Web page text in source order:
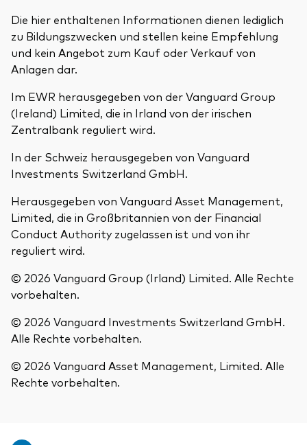
Die hier enthaltenen Informationen dienen lediglich
zu Bildungszwecken und stellen keine Empfehlung
und kein Angebot zum Kauf oder Verkauf von
Anlagen dar.
Im EWR herausgegeben von der Vanguard Group
(Ireland) Limited, die in Irland von der irischen
Zentralbank reguliert wird.
In der Schweiz herausgegeben von Vanguard
Investments Switzerland GmbH.
Herausgegeben von Vanguard Asset Management,
Limited, die in Großbritannien von der Financial
Conduct Authority zugelassen ist und von ihr
reguliert wird.
© 2026 Vanguard Group (Irland) Limited. Alle Rechte
vorbehalten.
© 2026 Vanguard Investments Switzerland GmbH.
Alle Rechte vorbehalten.
© 2026 Vanguard Asset Management, Limited. Alle
Rechte vorbehalten.